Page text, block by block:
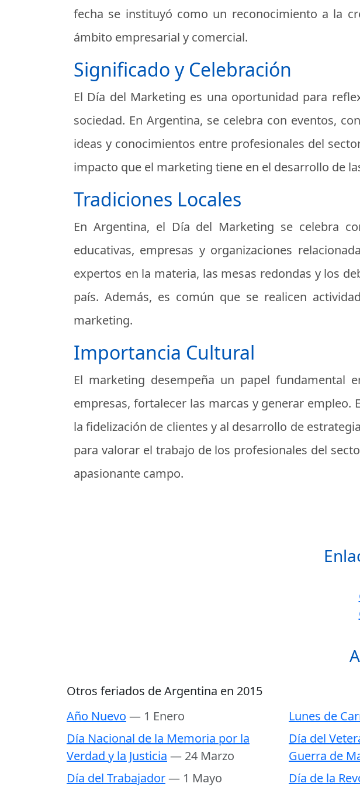
fecha se instituyó como un reconocimiento a la
ámbito empresarial y comercial.
Significado y Celebración
El Día del Marketing es una oportunidad para
sociedad. En Argentina, se celebra con eventos,
ideas y conocimientos entre profesionales del
impacto que el marketing tiene en el desarrollo de
Tradiciones Locales
En Argentina, el Día del Marketing se celebra
educativas, empresas y organizaciones
expertos en la materia, las mesas redondas y los
país. Además, es común que se realicen
marketing.
Importancia Cultural
El marketing desempeña un papel fundamental
empresas, fortalecer las marcas y generar
la fidelización de clientes y al desarrollo de
para valorar el trabajo de los profesionales del
apasionante campo.
Otros feriados de Argentina en 2015
Año Nuevo — 1 Enero Lunes de
Día Nacional de la Memoria por la
Verdad y la Justicia — 24 Marzo
Día del
Guerra de
Día del Trabajador— 1 Mayo Día de la